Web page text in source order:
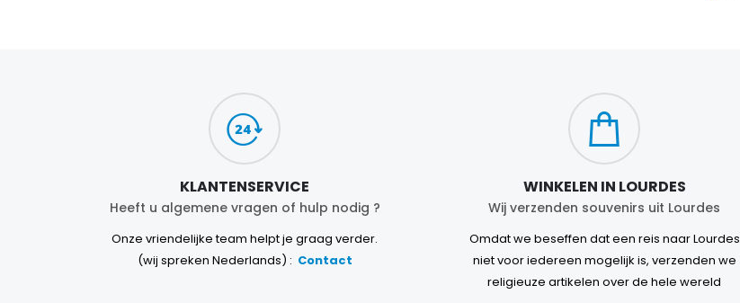
KLANTENSERVICE
Heeft u algemene vragen of hulp nodig ?
Onze vriendelijke team helpt je graag verder.
(wij spreken Nederlands) : Contact
WINKELEN IN LOURDES
Wij verzenden souvenirs uit Lourdes
Omdat we beseffen dat een reis naar Lourdes
niet voor iedereen mogelijk is, verzenden we
religieuze artikelen over de hele wereld